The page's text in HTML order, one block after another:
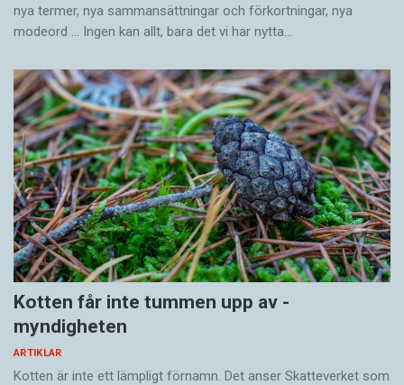
nya termer, nya samman­sättningar och förkortningar, nya
modeord … Ingen kan allt, bara det vi har nytta…
Kotten får inte tummen upp av ­
myndigheten
ARTIKLAR
Kotten är inte ett lämpligt förnamn. Det anser Skatte­verket som